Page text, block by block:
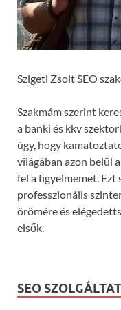
Szigeti Zsolt SEO
Szakmám szerint
a banki és kkv
úgy, hogy
világában azon belül
fel a figyelmemet. Ezt
professzionális
örömére és
elsők.
SEO